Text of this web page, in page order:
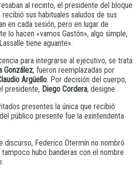
al recinto, el presidente del bloque
recibió sus habituales saludos de sus
en cada sesión, pero en lugar de
lo hacen «vamos Gastón», algo simple,
tiene aguante».
para integrarse al ejecutivo, se trata
González, fueron reemplazadas por
Argüello. Por decisión del cuerpo,
presidente, Diego Cordera, designe.
presentes la única que recibió
público presente fue la exintendenta
discurso, Federico Otermín no nombró
tampoco hubo banderas con el nombre